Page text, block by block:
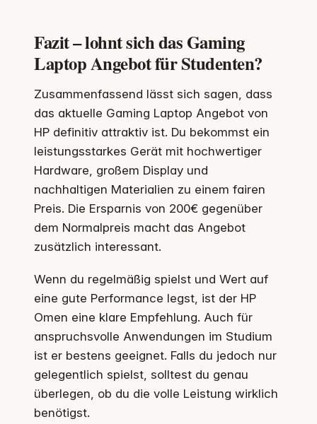
Fazit – lohnt sich das Gaming
Laptop Angebot für Studenten?
Zusammenfassend lässt sich sagen, dass
das aktuelle Gaming Laptop Angebot von
HP definitiv attraktiv ist. Du bekommst ein
leistungsstarkes Gerät mit hochwertiger
Hardware, großem Display und
nachhaltigen Materialien zu einem fairen
Preis. Die Ersparnis von 200€ gegenüber
dem Normalpreis macht das Angebot
zusätzlich interessant.
Wenn du regelmäßig spielst und Wert auf
eine gute Performance legst, ist der HP
Omen eine klare Empfehlung. Auch für
anspruchsvolle Anwendungen im Studium
ist er bestens geeignet. Falls du jedoch nur
gelegentlich spielst, solltest du genau
überlegen, ob du die volle Leistung wirklich
benötigst.